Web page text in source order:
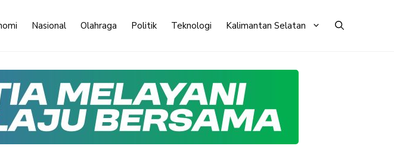
Nasional Olahraga Politik Teknologi Kalimantan Selatan